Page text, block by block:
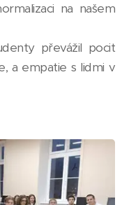
na našem
převážil pocit
a empatie s lidmi v